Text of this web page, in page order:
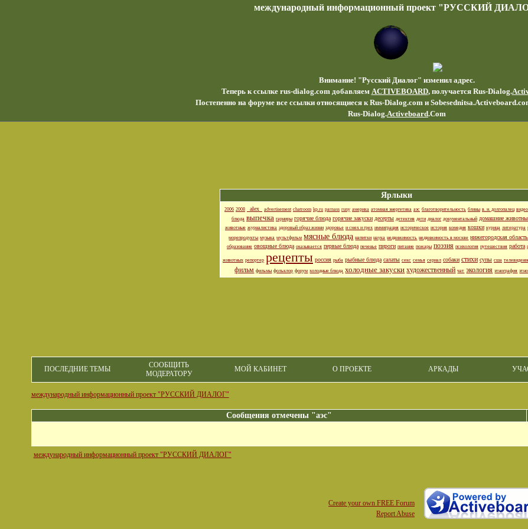
международный информационный проект "РУССКИЙ
Внимание! "Русский Диалог" изменил адрес.
Теперь к ссылке rus-dialog.com добавляем ACTIVEBOARD, получается Rus-Dialog.
Постепенно на форуме все ссылки относящиеся к Rus-Dialog.com и
Rus-Dialog.Activeboard.Com
Ярлыки
2006 2008 _alex_ advertisement chatroom kp.ru parnass runy америка атомная энергетика аэс благотворительность блины в. и. долгопалец видео
блюда выпечка гарниры горячие блюда горячие закуски десерты детектив дети диалог документальный домашние
животные журналистика здоровый образ жизни здоровье и смех и грех иммиграция историческое история комедия кошки курица литература
морепродукты музыка мультфильм мясные блюда напитки наука недвижимость недвижимость в москве нижегородская область
образование овощные блюда оказывается первые блюда печенье пироги питание пожары поэзия психология путешествия работа
животных репортер рецепты россия рыба рыбные блюда салаты секс семья сериал собаки стихи супы сша
фильм фильмы фольклор форум холодные блюда холодные закуски художественный чат экология этнография
ПОСЛЕДНИЕ ТЕМЫ
СООБЩИТЬ
МОДЕРАТОРУ
МОЙ КАБИНЕТ О ПРОЕКТЕ АРКАДЫ
международный информационный проект "РУССКИЙ ДИАЛОГ"
Сообщения отмечены "аэс"
международный информационный проект "РУССКИЙ ДИАЛОГ"
Create your own FREE Forum
Report Abuse